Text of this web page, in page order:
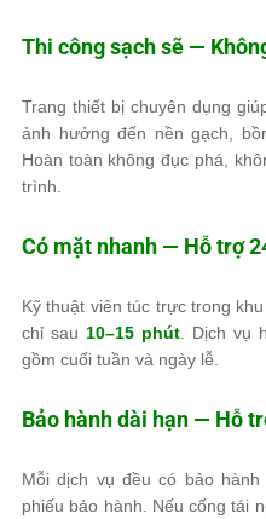
Thi công sạch sẽ —
Trang thiết bị chuyên dụng
ảnh hưởng đến nền gạch,
Hoàn toàn không đục phá,
trình.
Có mặt nhanh — Hỗ trợ
Kỹ thuật viên túc trực trong
chỉ sau 10–15 phút. Dịch vụ
gồm cuối tuần và ngày lễ.
Bảo hành dài hạn — Hỗ
Mỗi dịch vụ đều có bảo
phiếu bảo hành. Nếu cống tái